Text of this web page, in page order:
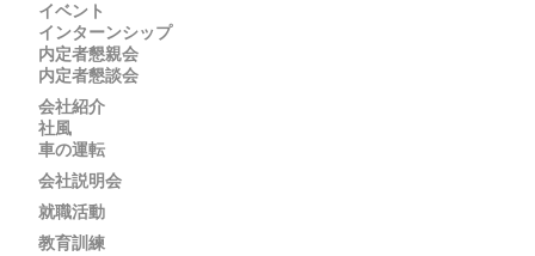
イベント
インターンシップ
内定者懇親会
内定者懇談会
会社紹介
社風
車の運転
会社説明会
就職活動
教育訓練